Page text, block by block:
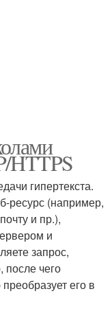
HTTPS
гипертекста.
ресурс (например,
и пр.),
и
запрос,
после чего
его в